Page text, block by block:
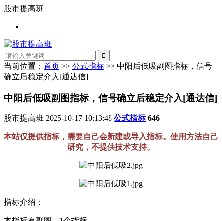
股市提高班
当前位置： 首页 >> 公式指标 >> 中阳后低吸副图指标，信号
确立后稳定介入[通达信]
中阳后低吸副图指标，信号确立后稳定介入[通达信]
股市提高班 2025-10-17 10:13:48 公式指标 646
本站仅提供指标，需要自己会新建或导入指标。使用方法自己
研究，不提供技术支持。
指标介绍：